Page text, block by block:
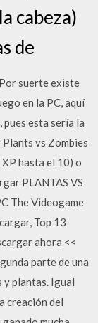
cabeza)
de
suerte existe
en la PC, aquí
pues esta sería la
vs Zombies
hasta el 10) o
PLANTAS VS
The Videogame
Top 13
ahora <<
parte de una
y plantas. Igual
creación del